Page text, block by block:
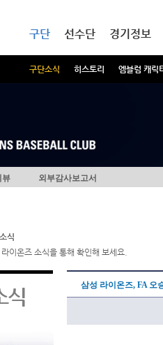
구단
구단소식 히스토리 엠블럼 캐릭
선수단 경기정보
뷰 외부감사보고서
식
이온즈 소식을 통해 확인해 보세요.
식 삼성 라이온즈, FA 오